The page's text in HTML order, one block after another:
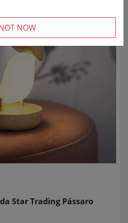
Star Trading Pássaro
NOW